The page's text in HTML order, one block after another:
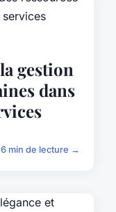
gestion
dans
6 min de lecture →